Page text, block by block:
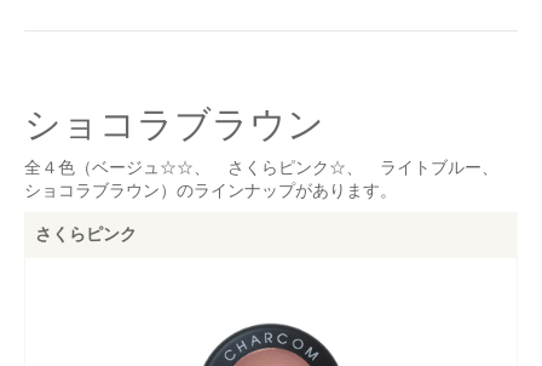
ショコラブラウン
全４色（ベージュ☆☆、 さくらピンク☆、 ライトブルー、
ショコラブラウン）のラインナップがあります。
さくらピンク